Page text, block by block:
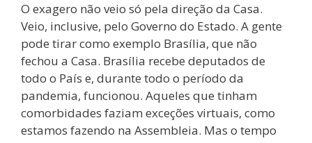
O exagero não veio só pela direção da Casa.
Veio, inclusive, pelo Governo do Estado. A gente
pode tirar como exemplo Brasília, que não
fechou a Casa. Brasília recebe deputados de
todo o País e, durante todo o período da
pandemia, funcionou. Aqueles que tinham
comorbidades faziam exceções virtuais, como
estamos fazendo na Assembleia. Mas o tempo